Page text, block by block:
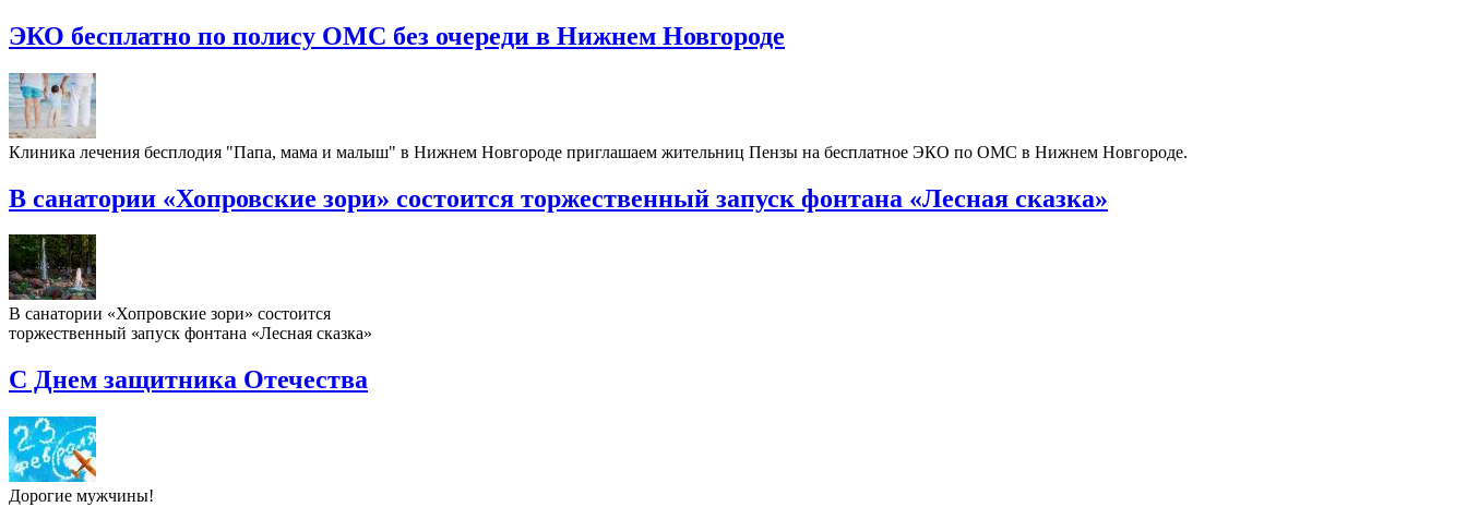
ЭКО бесплатно по полису ОМС без очереди в Нижнем Новгороде
Клиника лечения бесплодия "Папа, мама и малыш" в Нижнем Новгороде приглашаем жительниц Пензы на бесплатное ЭКО по ОМС в Нижнем Новгороде.
В санатории «Хопровские зори» состоится торжественный запуск фонтана «Лесная сказка»
В санатории «Хопровские зори» состоится
торжественный запуск фонтана «Лесная сказка»
С Днем защитника Отечества
Дорогие мужчины!